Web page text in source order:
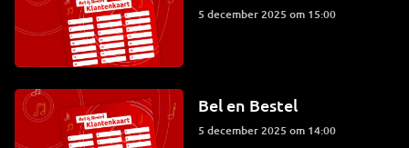
5 december 2025 om 15:00
Bel en Bestel
5 december 2025 om 14:00